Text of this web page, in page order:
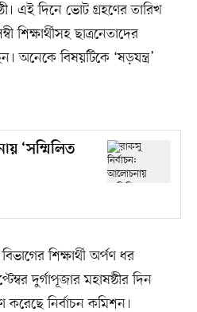
এই দিনে ভোট গ্রহণের তারিখ
শিক্ষার্থীসহ ছাত্রনেতাদের
অনেকে বিষয়টিকে ‘ষড়যন্ত্র’
‘সম্মিলিত
শিক্ষার্থী অর্পণ ধর
দুর্গাপূজার মহাষষ্ঠীর দিন
করেছে নির্বাচন কমিশন।